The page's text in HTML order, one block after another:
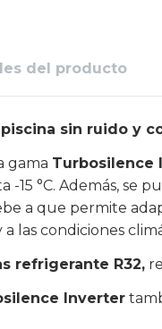
del producto
sin ruido y
gama Turbosilence
-15 °C. Además,
a que permite
las condiciones
refrigerante R32,
Inverter